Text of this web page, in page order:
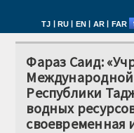
TJ | RU | EN | AR | FAR
Фараз Саид:
Республики
водных
своевременная